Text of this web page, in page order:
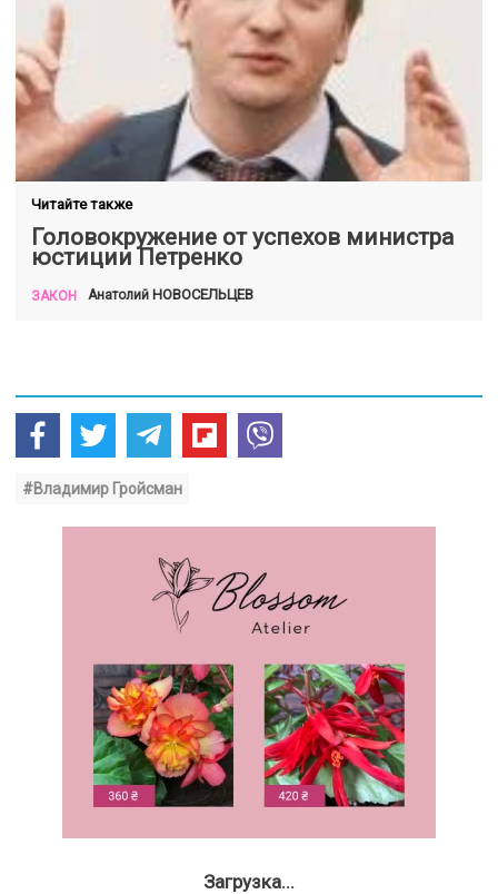
Читайте также
Головокружение от успехов министра
юстиции Петренко
ЗАКОН Анатолий НОВОСЕЛЬЦЕВ
#Владимир Гройсман
Загрузка...